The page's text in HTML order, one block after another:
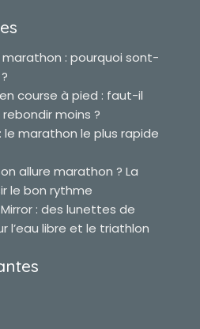
marathon : pourquoi sont-
course à pied : faut-il
moins ?
le marathon le plus rapide
allure marathon ? La
le bon rythme
: des lunettes de
l’eau libre et le triathlon